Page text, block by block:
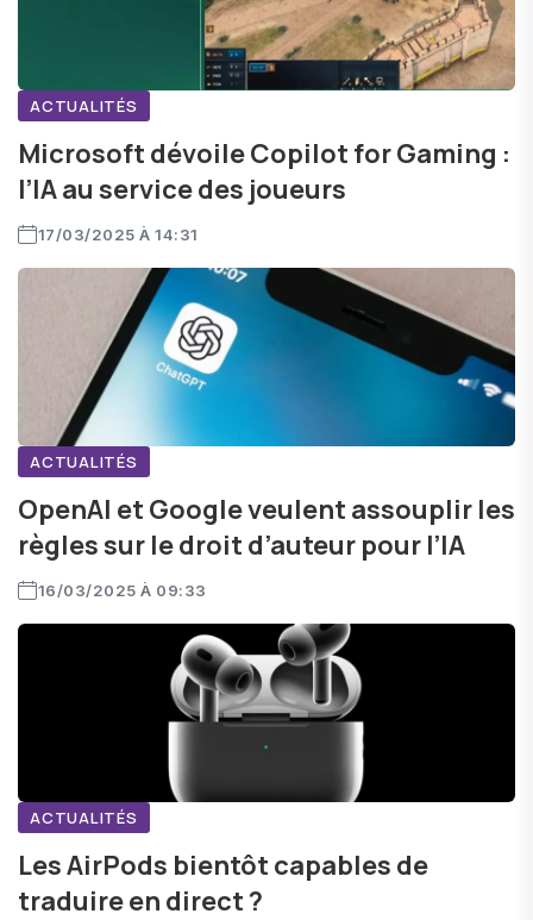
ACTUALITÉS
Microsoft dévoile Copilot for Gaming :
l’IA au service des joueurs
17/03/2025 À 14:31
ACTUALITÉS
OpenAI et Google veulent assouplir les
règles sur le droit d’auteur pour l’IA
16/03/2025 À 09:33
ACTUALITÉS
Les AirPods bientôt capables de
traduire en direct ?